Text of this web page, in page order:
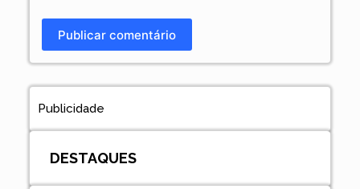
Publicar comentário
Publicidade
DESTAQUES